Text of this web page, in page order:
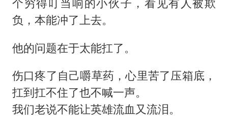
负，本能冲了上去。
他的问题在于太能扛了。
伤口疼了自己嚼草药，心里苦了压箱底，
扛到扛不住了也不喊一声。
我们老说不能让英雄流血又流泪。